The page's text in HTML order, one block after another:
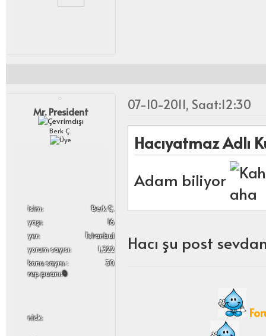
Mr. President
Berk Ç.
i̇sim:
Berk Ç.
yaşı:
16
yer:
İstanbul
yorum sayısı:
1,322
konu sayısı :
30
rep puanı:0
nick:
07-10-2011, Saat:12:30
Hacıyatmaz Adlı
Adam biliyor
Hacı şu post